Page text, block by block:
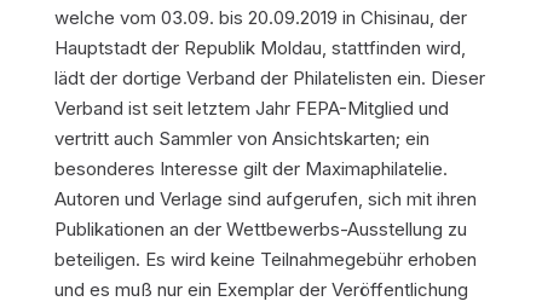
welche vom 03.09. bis 20.09.2019 in Chisinau, der
Hauptstadt der Republik Moldau, stattfinden wird,
lädt der dortige Verband der Philatelisten ein. Dieser
Verband ist seit letztem Jahr FEPA-Mitglied und
vertritt auch Sammler von Ansichtskarten; ein
besonderes Interesse gilt der Maximaphilatelie.
Autoren und Verlage sind aufgerufen, sich mit ihren
Publikationen an der Wettbewerbs-Ausstellung zu
beteiligen. Es wird keine Teilnahmegebühr erhoben
und es muß nur ein Exemplar der Veröffentlichung